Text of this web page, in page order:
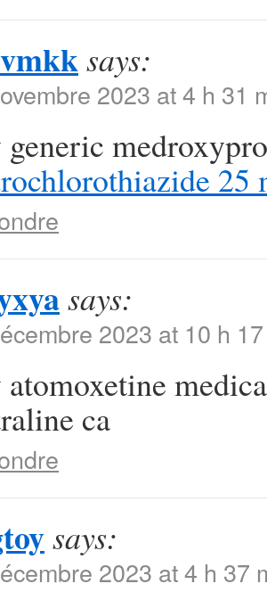
says:
2023 at 4 h 31
25
says:
2023 at 10 h
atomoxetine
ca
says:
2023 at 4 h 37